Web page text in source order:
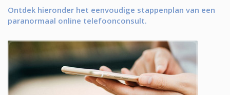
Ontdek hieronder het eenvoudige stappenplan van een
paranormaal online telefoonconsult.